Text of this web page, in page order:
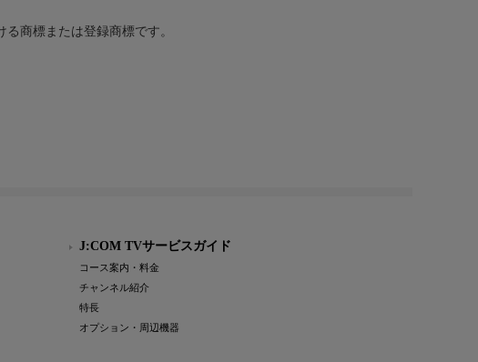
商標または登録商標です。
J:COM TVサービスガイド
コース案内・料金
チャンネル紹介
特長
オプション・周辺機器